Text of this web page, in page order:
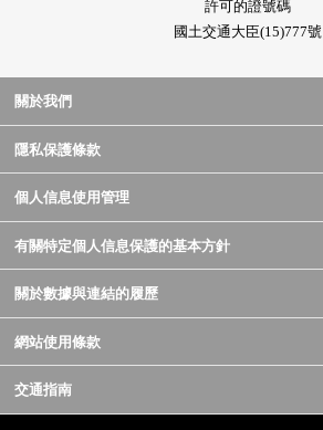
許可的證號碼
國土交通大臣(15)777號
關於我們
隱私保護條款
個人信息使用管理
有關特定個人信息保護的基本方針
關於數據與連結的履歷
網站使用條款
交通指南